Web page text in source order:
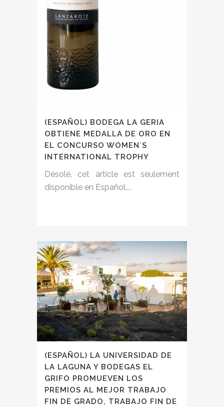
(ESPAÑOL) BODEGA LA GERIA
OBTIENE MEDALLA DE ORO EN
EL CONCURSO WOMEN´S
INTERNATIONAL TROPHY
Désolé, cet article est seulement
disponible en Español....
(ESPAÑOL) LA UNIVERSIDAD DE
LA LAGUNA Y BODEGAS EL
GRIFO PROMUEVEN LOS
PREMIOS AL MEJOR TRABAJO
FIN DE GRADO, TRABAJO FIN DE